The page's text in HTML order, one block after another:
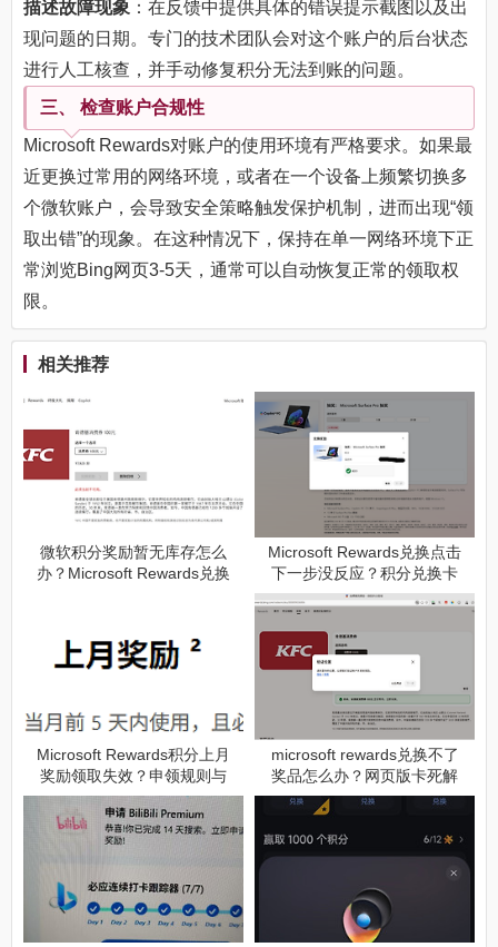
描述故障现象 ：在反馈中提供具体的错误提示截图以及出
现问题的日期。专门的技术团队会对这个账户的后台状态
进行人工核查，并手动修复积分无法到账的问题。
三、 检查账户合规性
Microsoft Rewards对账户的使用环境有严格要求。如果最
近更换过常用的网络环境，或者在一个设备上频繁切换多
个微软账户，会导致安全策略触发保护机制，进而出现“领
取出错”的现象。在这种情况下，保持在单一网络环境下正
常浏览Bing网页3-5天，通常可以自动恢复正常的领取权
限。
相关推荐
微软积分奖励暂无库存怎么
办？Microsoft Rewards兑换
Microsoft Rewards兑换点击
下一步没反应？积分兑换卡
住解决方法
Microsoft Rewards积分上月
奖励领取失效？申领规则与
有效期详解
microsoft rewards兑换不了
奖品怎么办？网页版卡死解
决方法